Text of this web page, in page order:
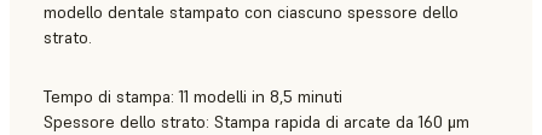
modello dentale stampato con ciascuno spessore dello
strato.
Tempo di stampa: 11 modelli in 8,5 minuti
Spessore dello strato: Stampa rapida di arcate da 160 μm